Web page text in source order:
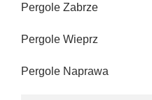
Pergole Zabrze
Pergole Wieprz
Pergole Naprawa